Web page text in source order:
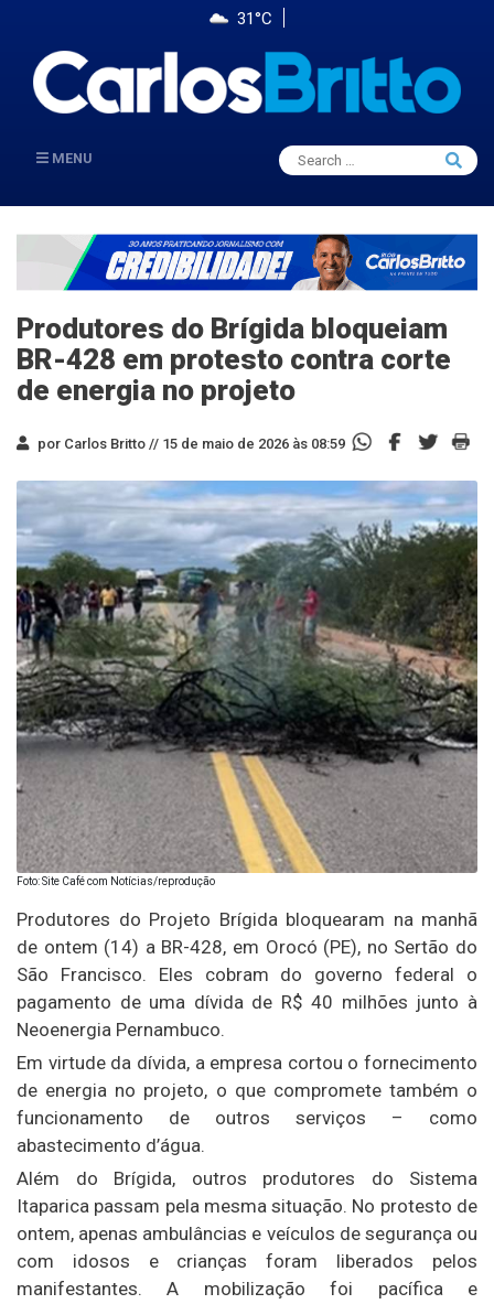
31°C
MENU
Search
for:
Search
Produtores do Brígida bloqueiam
BR-428 em protesto contra corte
de energia no projeto
por Carlos Britto // 15 de maio de 2026 às 08:59
Foto: Site Café com Notícias/reprodução
Produtores do Projeto Brígida bloquearam na manhã
de ontem (14) a BR-428, em Orocó (PE), no Sertão do
São Francisco. Eles cobram do governo federal o
pagamento de uma dívida de R$ 40 milhões junto à
Neoenergia Pernambuco.
Em virtude da dívida, a empresa cortou o fornecimento
de energia no projeto, o que compromete também o
funcionamento de outros serviços – como
abastecimento d’água.
Além do Brígida, outros produtores do Sistema
Itaparica passam pela mesma situação. No protesto de
ontem, apenas ambulâncias e veículos de segurança ou
com idosos e crianças foram liberados pelos
manifestantes. A mobilização foi pacífica e